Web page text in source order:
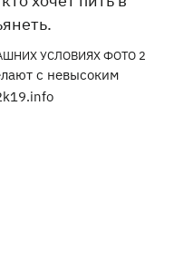
с невысоким